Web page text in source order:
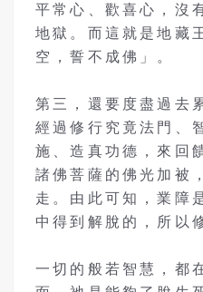
平常心、歡喜心，沒
地獄。而這就是地藏
空，誓不成佛」。
第三，還要度盡過去
經過修行究竟法門、
施、造真功德，來回
諸佛菩薩的佛光加被
走。由此可知，業障
中得到解脫的，所以
一切的般若智慧，都